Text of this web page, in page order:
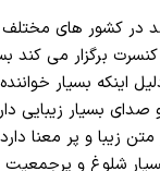
در کشور های مختلف
برگزار می ‌کند
اینکه بسیار
بسیار زیبایی
متن زیبا و پر معنا
بسیار شلوغ و